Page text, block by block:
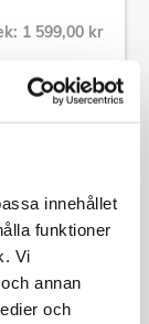
innehållet
funktioner
Vi
annan
och
1 599,00 kr